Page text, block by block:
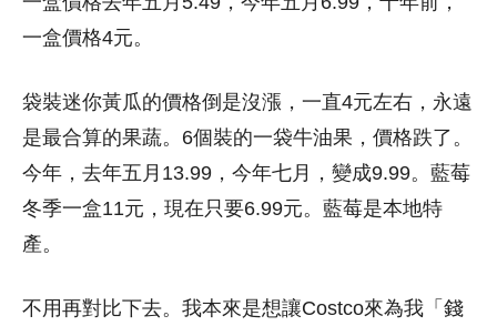
一盒價格4元。
袋裝迷你黃瓜的價格倒是沒漲，一直4元左右，永遠
是最合算的果蔬。6個裝的一袋牛油果，價格跌了。
今年，去年五月13.99，今年七月，變成9.99。藍莓
冬季一盒11元，現在只要6.99元。藍莓是本地特
產。
不用再對比下去。我本來是想讓Costco來為我「錢